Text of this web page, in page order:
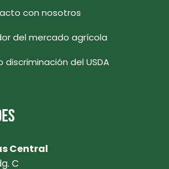
con nosotros
del mercado agrícola
discriminación del USDA
Central
C